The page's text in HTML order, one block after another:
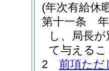
(年次有給休
第十一条
し、局長
て与える
2
前項ただ